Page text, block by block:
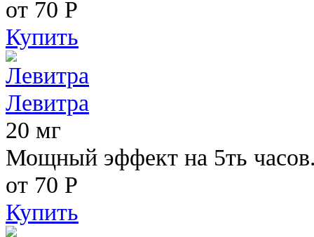
от 70 Р
Купить
Левитра
20 мг
Мощный эффект на 5ть
от 70 Р
Купить